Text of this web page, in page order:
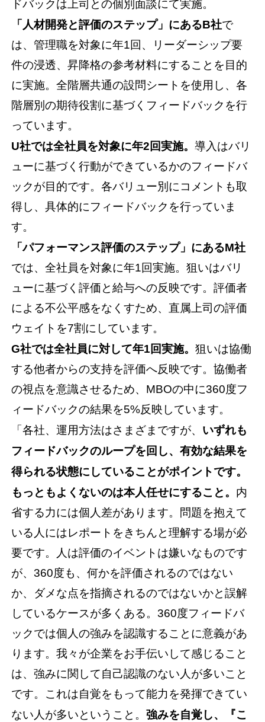
ドバックは上司との個別面談にて実施。
「人材開発と評価のステップ」にあるB社で
は、管理職を対象に年1回、リーダーシップ要
件の浸透、昇降格の参考材料にすることを目的
に実施。全階層共通の設問シートを使用し、各
階層別の期待役割に基づくフィードバックを行
っています。
U社では全社員を対象に年2回実施。導入はバリ
ューに基づく行動ができているかのフィードバ
ックが目的です。各バリュー別にコメントも取
得し、具体的にフィードバックを行っていま
す。
「パフォーマンス評価のステップ」にあるM社
では、全社員を対象に年1回実施。狙いはバリ
ューに基づく評価と給与への反映です。評価者
による不公平感をなくすため、直属上司の評価
ウェイトを7割にしています。
G社では全社員に対して年1回実施。狙いは協働
する他者からの支持を評価へ反映です。協働者
の視点を意識させるため、MBOの中に360度フ
ィードバックの結果を5%反映しています。
「各社、運用方法はさまざまですが、 いずれも
フィードバックのループを回し、有効な結果を
得られる状態にしていることがポイントです。
もっともよくないのは本人任せにすること。 内
省する力には個人差があります。問題を抱えて
いる人にはレポートをきちんと理解する場が必
要です。人は評価のイベントは嫌いなものです
が、360度も、何かを評価されるのではない
か、ダメな点を指摘されるのではないかと誤解
しているケースが多くある。360度フィードバ
ックでは個人の強みを認識することに意義があ
ります。我々が企業をお手伝いして感じること
は、強みに関して自己認識のない人が多いこと
です。これは自覚をもって能力を発揮できてい
ない人が多いということ。強みを自覚し、『こ